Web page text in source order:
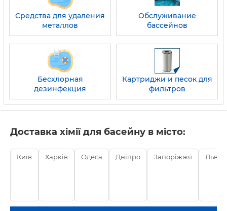
Средства для удаления
металлов
Обслуживание
бассейнов
Бесхлорная
дезинфекция
Картриджи и песок для
фильтров
Доставка хімії для басейну в місто:
Київ Харків Одеса Дніпро Запоріжжя Львів